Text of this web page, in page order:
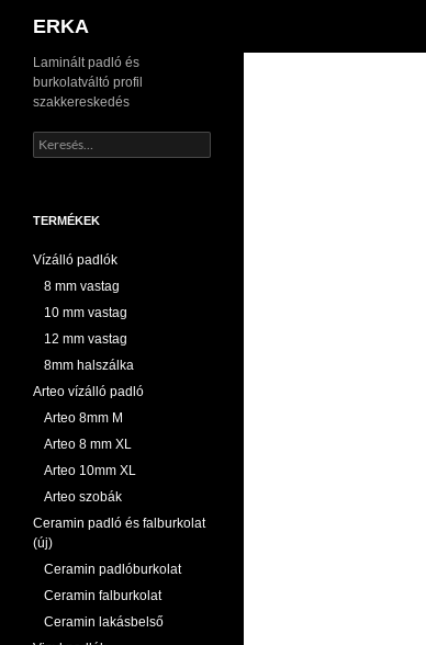
Kilépés
ERKA
Laminált padló és
burkolatváltó profil
szakkereskedés
Keresés:
TERMÉKEK
Vízálló padlók
8 mm vastag
10 mm vastag
12 mm vastag
8mm halszálka
Arteo vízálló padló
Arteo 8mm M
Arteo 8 mm XL
Arteo 10mm XL
Arteo szobák
Ceramin padló és falburkolat
(új)
Ceramin padlóburkolat
Ceramin falburkolat
Ceramin lakásbelső